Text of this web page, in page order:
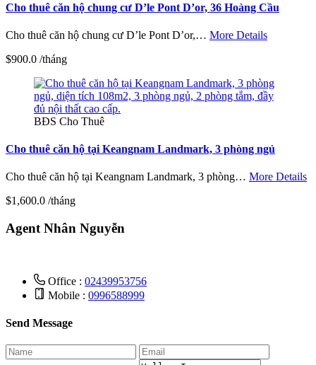
Cho thuê căn hộ chung cư D’le Pont D’or, 36 Hoàng Cầu
Cho thuê căn hộ chung cư D’le Pont D’or,… More Details
$900.0 /tháng
BĐS Cho Thuê
Cho thuê căn hộ tại Keangnam Landmark, 3 phòng ngủ
Cho thuê căn hộ tại Keangnam Landmark, 3 phòng… More Details
$1,600.0 /tháng
Agent Nhân Nguyễn
Office : 02439953756
Mobile : 0996588999
Send Message